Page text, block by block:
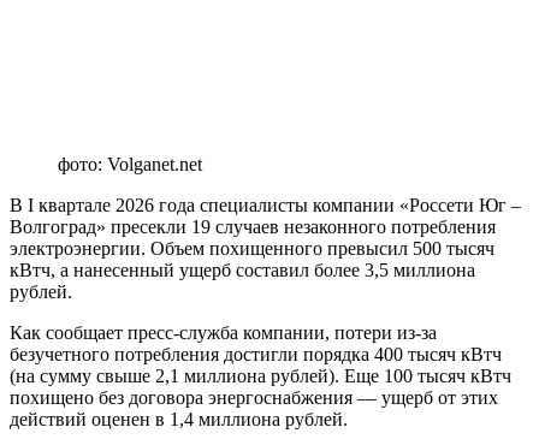
фото: Volganet.net
В I квартале 2026 года специалисты компании «Россети Юг –
Волгоград» пресекли 19 случаев незаконного потребления
электроэнергии. Объем похищенного превысил 500 тысяч
кВтч, а нанесенный ущерб составил более 3,5 миллиона
рублей.
Как сообщает пресс-служба компании, потери из-за
безучетного потребления достигли порядка 400 тысяч кВтч
(на сумму свыше 2,1 миллиона рублей). Еще 100 тысяч кВтч
похищено без договора энергоснабжения — ущерб от этих
действий оценен в 1,4 миллиона рублей.